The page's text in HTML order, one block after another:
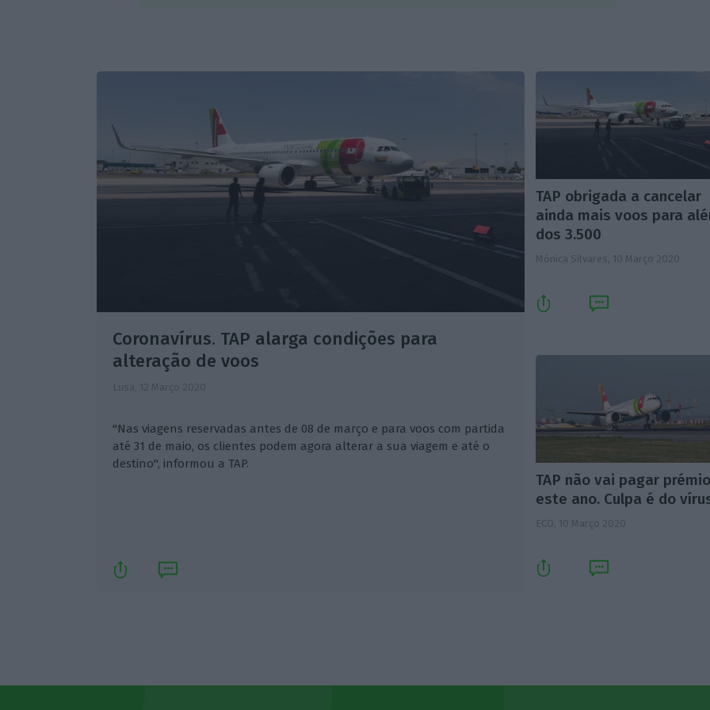
Coronavírus. TAP alarga condições para
alteração de voos
Lusa, 12 Março 2020
"Nas viagens reservadas antes de 08 de março e para voos com partida
até 31 de maio, os clientes podem agora alterar a sua viagem e até o
destino", informou a TAP.
TAP obrigada a cancelar
ainda mais voos para
dos 3.500
Mónica Silvares, 10 Março 2020
TAP não vai pagar
este ano. Culpa é do
ECO, 10 Março 2020